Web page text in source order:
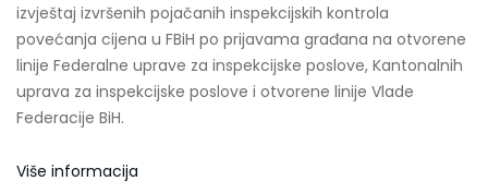
izvještaj izvršenih pojačanih inspekcijskih kontrola
povećanja cijena u FBiH po prijavama građana na otvorene
linije Federalne uprave za inspekcijske poslove, Kantonalnih
uprava za inspekcijske poslove i otvorene linije Vlade
Federacije BiH.
Više informacija